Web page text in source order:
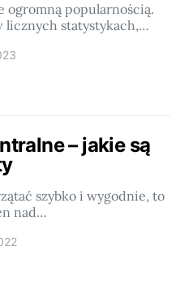
ogromną popularnością.
licznych statystykach,…
– jakie są
szybko i wygodnie, to
nad…